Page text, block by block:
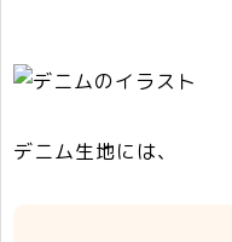
デニム生地には、